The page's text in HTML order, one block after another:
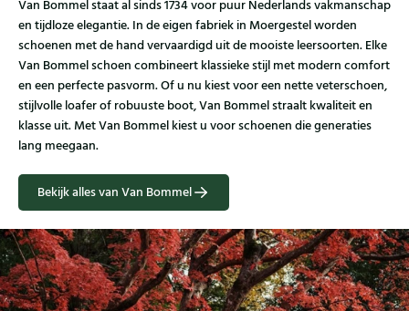
Van Bommel staat al sinds 1734 voor puur Nederlands vakmanschap
en tijdloze elegantie. In de eigen fabriek in Moergestel worden
schoenen met de hand vervaardigd uit de mooiste leersoorten. Elke
Van Bommel schoen combineert klassieke stijl met modern comfort
en een perfecte pasvorm. Of u nu kiest voor een nette veterschoen,
stijlvolle loafer of robuuste boot, Van Bommel straalt kwaliteit en
klasse uit. Met Van Bommel kiest u voor schoenen die generaties
lang meegaan.
Bekijk alles van Van Bommel